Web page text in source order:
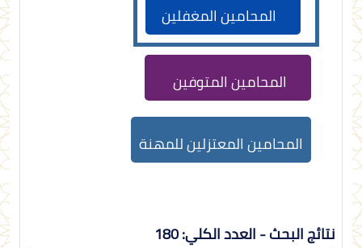
المحامين المغفلين
المحامين المتوفين
المحامين المعتزلين للمهنة
نتائج البحث - العدد الكلي: 180